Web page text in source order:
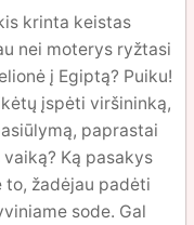
krinta keistas
nei moterys ryžtasi
į Egiptą? Puiku!
įspėti viršininką,
paprastai
Ką pasakys
to, žadėjau padėti
sode. Gal